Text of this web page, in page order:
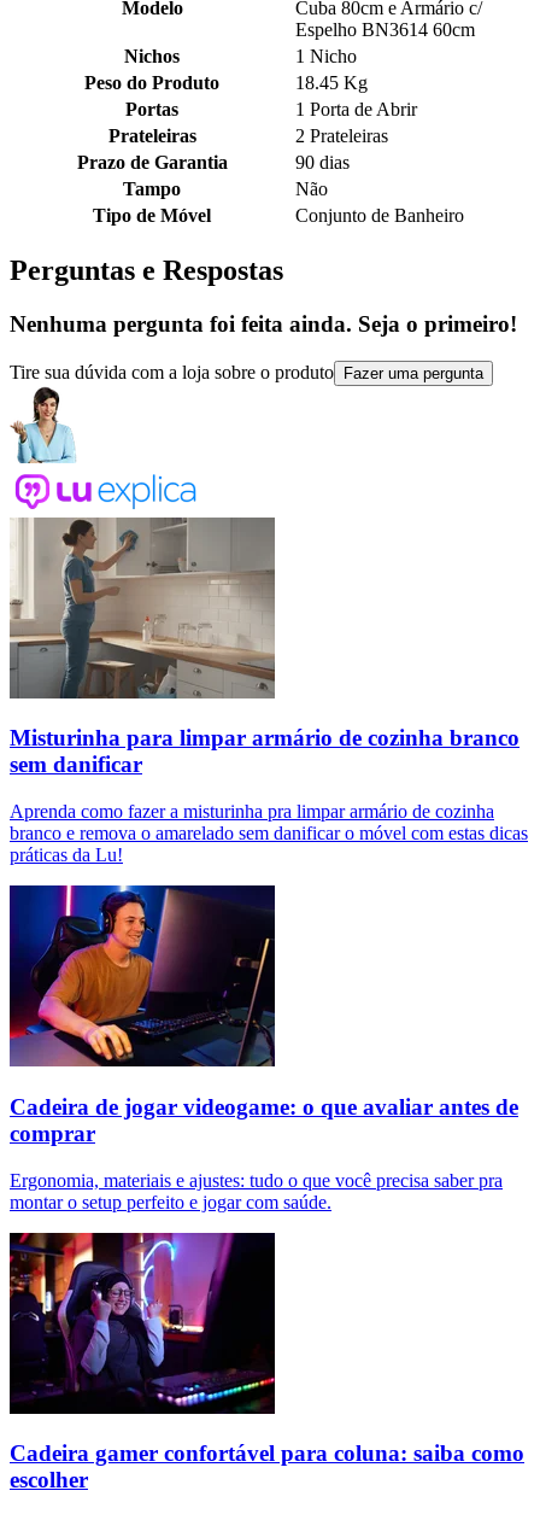
Modelo
Cuba 80cm e Armário c/
Espelho BN3614 60cm
Nichos
1 Nicho
Peso do Produto
18.45 Kg
Portas
1 Porta de Abrir
Prateleiras
2 Prateleiras
Prazo de Garantia
90 dias
Tampo
Não
Tipo de Móvel
Conjunto de Banheiro
Perguntas e Respostas
Nenhuma pergunta foi feita ainda. Seja o primeiro!
Tire sua dúvida com a loja sobre o produto Fazer uma pergunta
Misturinha para limpar armário de cozinha branco
sem danificar
Aprenda como fazer a misturinha pra limpar armário de cozinha
branco e remova o amarelado sem danificar o móvel com estas dicas
práticas da Lu!
Cadeira de jogar videogame: o que avaliar antes de
comprar
Ergonomia, materiais e ajustes: tudo o que você precisa saber pra
montar o setup perfeito e jogar com saúde.
Cadeira gamer confortável para coluna: saiba como
escolher